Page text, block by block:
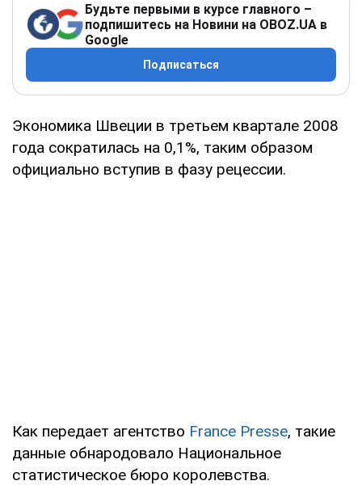
Будьте первыми в курсе главного –
подпишитесь на Новини на OBOZ.UA в
Google
Подписаться
Экономика Швеции в третьем квартале 2008
года сократилась на 0,1%, таким образом
официально вступив в фазу рецессии.
Как передает агентство France Presse, такие
данные обнародовало Национальное
статистическое бюро королевства.